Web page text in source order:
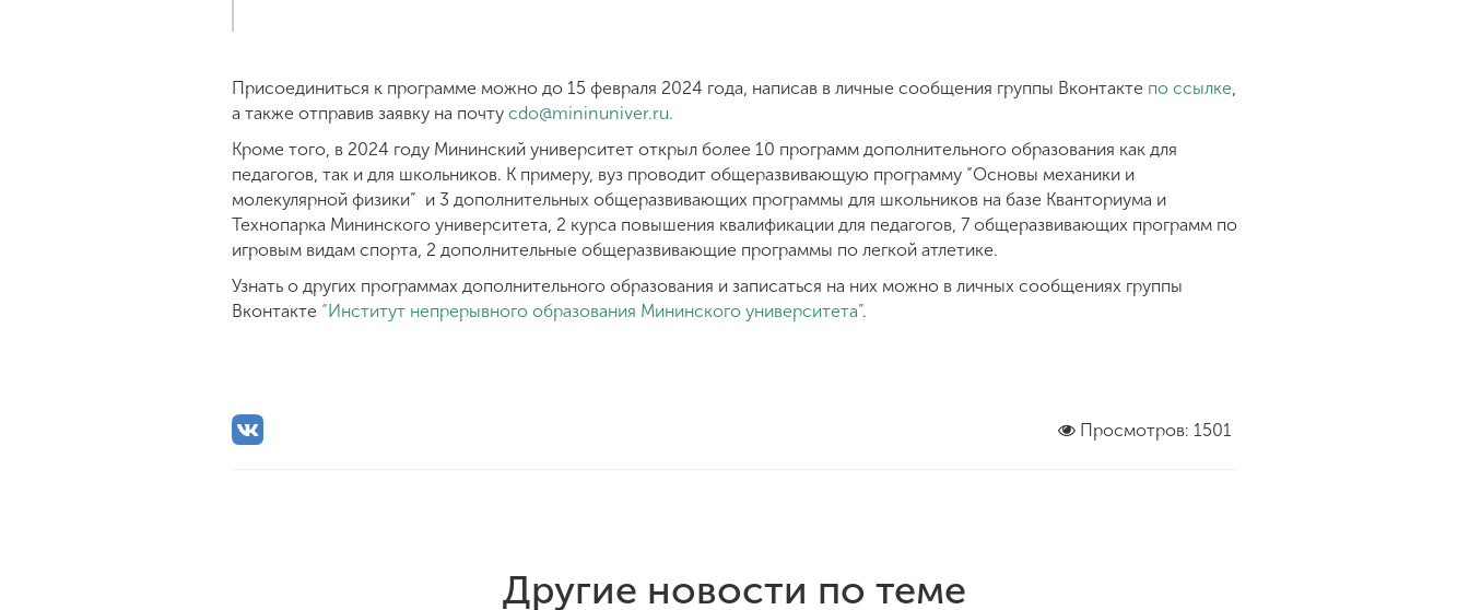
Присоединиться к программе можно до 15 февраля 2024 года, написав в личные сообщения группы Вконтакте по ссылке,
а также отправив заявку на почту cdo@mininuniver.ru.
Кроме того, в 2024 году Мининский университет открыл более 10 программ дополнительного образования как для
педагогов, так и для школьников. К примеру, вуз проводит общеразвивающую программу “Основы механики и
молекулярной физики” и 3 дополнительных общеразвивающих программы для школьников на базе Кванториума и
Технопарка Мининского университета, 2 курса повышения квалификации для педагогов, 7 общеразвивающих программ по
игровым видам спорта, 2 дополнительные общеразвивающие программы по легкой атлетике.
Узнать о других программах дополнительного образования и записаться на них можно в личных сообщениях группы
Вконтакте “Институт непрерывного образования Мининского университета”.
Просмотров: 1501
Другие новости по теме